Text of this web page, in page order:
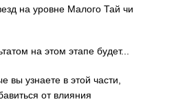
на уровне Малого Тай чи
на этом этапе будет...
вы узнаете в этой части,
от влияния